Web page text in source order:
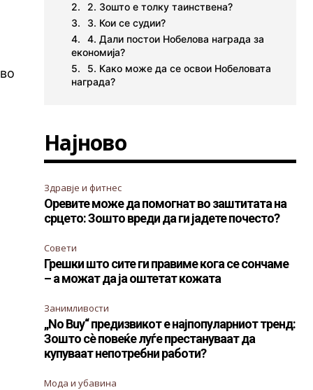
2. Зошто е толку таинствена?
3. Кои се судии?
4. Дали постои Нобелова награда за
економија?
5. Како може да се освои Нобеловата
награда?
Најново
Здравје и фитнес
Оревите може да помогнат во заштитата на
срцето: Зошто вреди да ги јадете почесто?
Совети
Грешки што сите ги правиме кога се сончаме
– а можат да ја оштетат кожата
Занимливости
„No Buy“ предизвикот е најпопуларниот тренд:
Зошто сè повеќе луѓе престануваат да
купуваат непотребни работи?
Мода и убавина